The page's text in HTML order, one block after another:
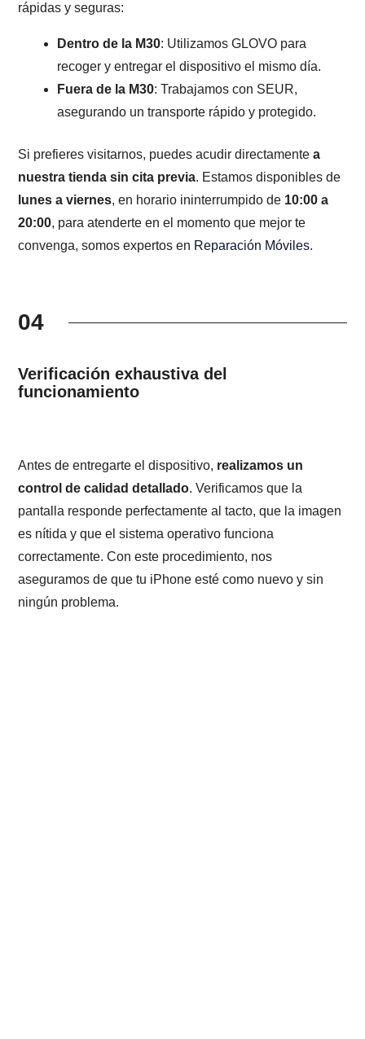
rápidas y seguras:
Dentro de la M30: Utilizamos GLOVO para
recoger y entregar el dispositivo el mismo día.
Fuera de la M30: Trabajamos con SEUR,
asegurando un transporte rápido y protegido.
Si prefieres visitarnos, puedes acudir directamentea
nuestra tienda sin cita previa. Estamos disponibles de
lunes a viernes, en horario ininterrumpido de 10:00 a
20:00, para atenderte en el momento que mejor te
convenga, somos expertos en Reparación Móviles.
04
Verificación exhaustiva del
funcionamiento
Antes de entregarte el dispositivo, realizamos un
control de calidad detallado. Verificamos que la
pantalla responde perfectamente al tacto, que la imagen
es nítida y que el sistema operativo funciona
correctamente. Con este procedimiento, nos
aseguramos de que tu iPhone esté como nuevo y sin
ningún problema.